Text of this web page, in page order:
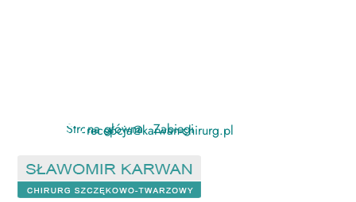
recepcja@karwan-chirurg.pl
Strona główna-Zabiegi-Zespół Mobiusa